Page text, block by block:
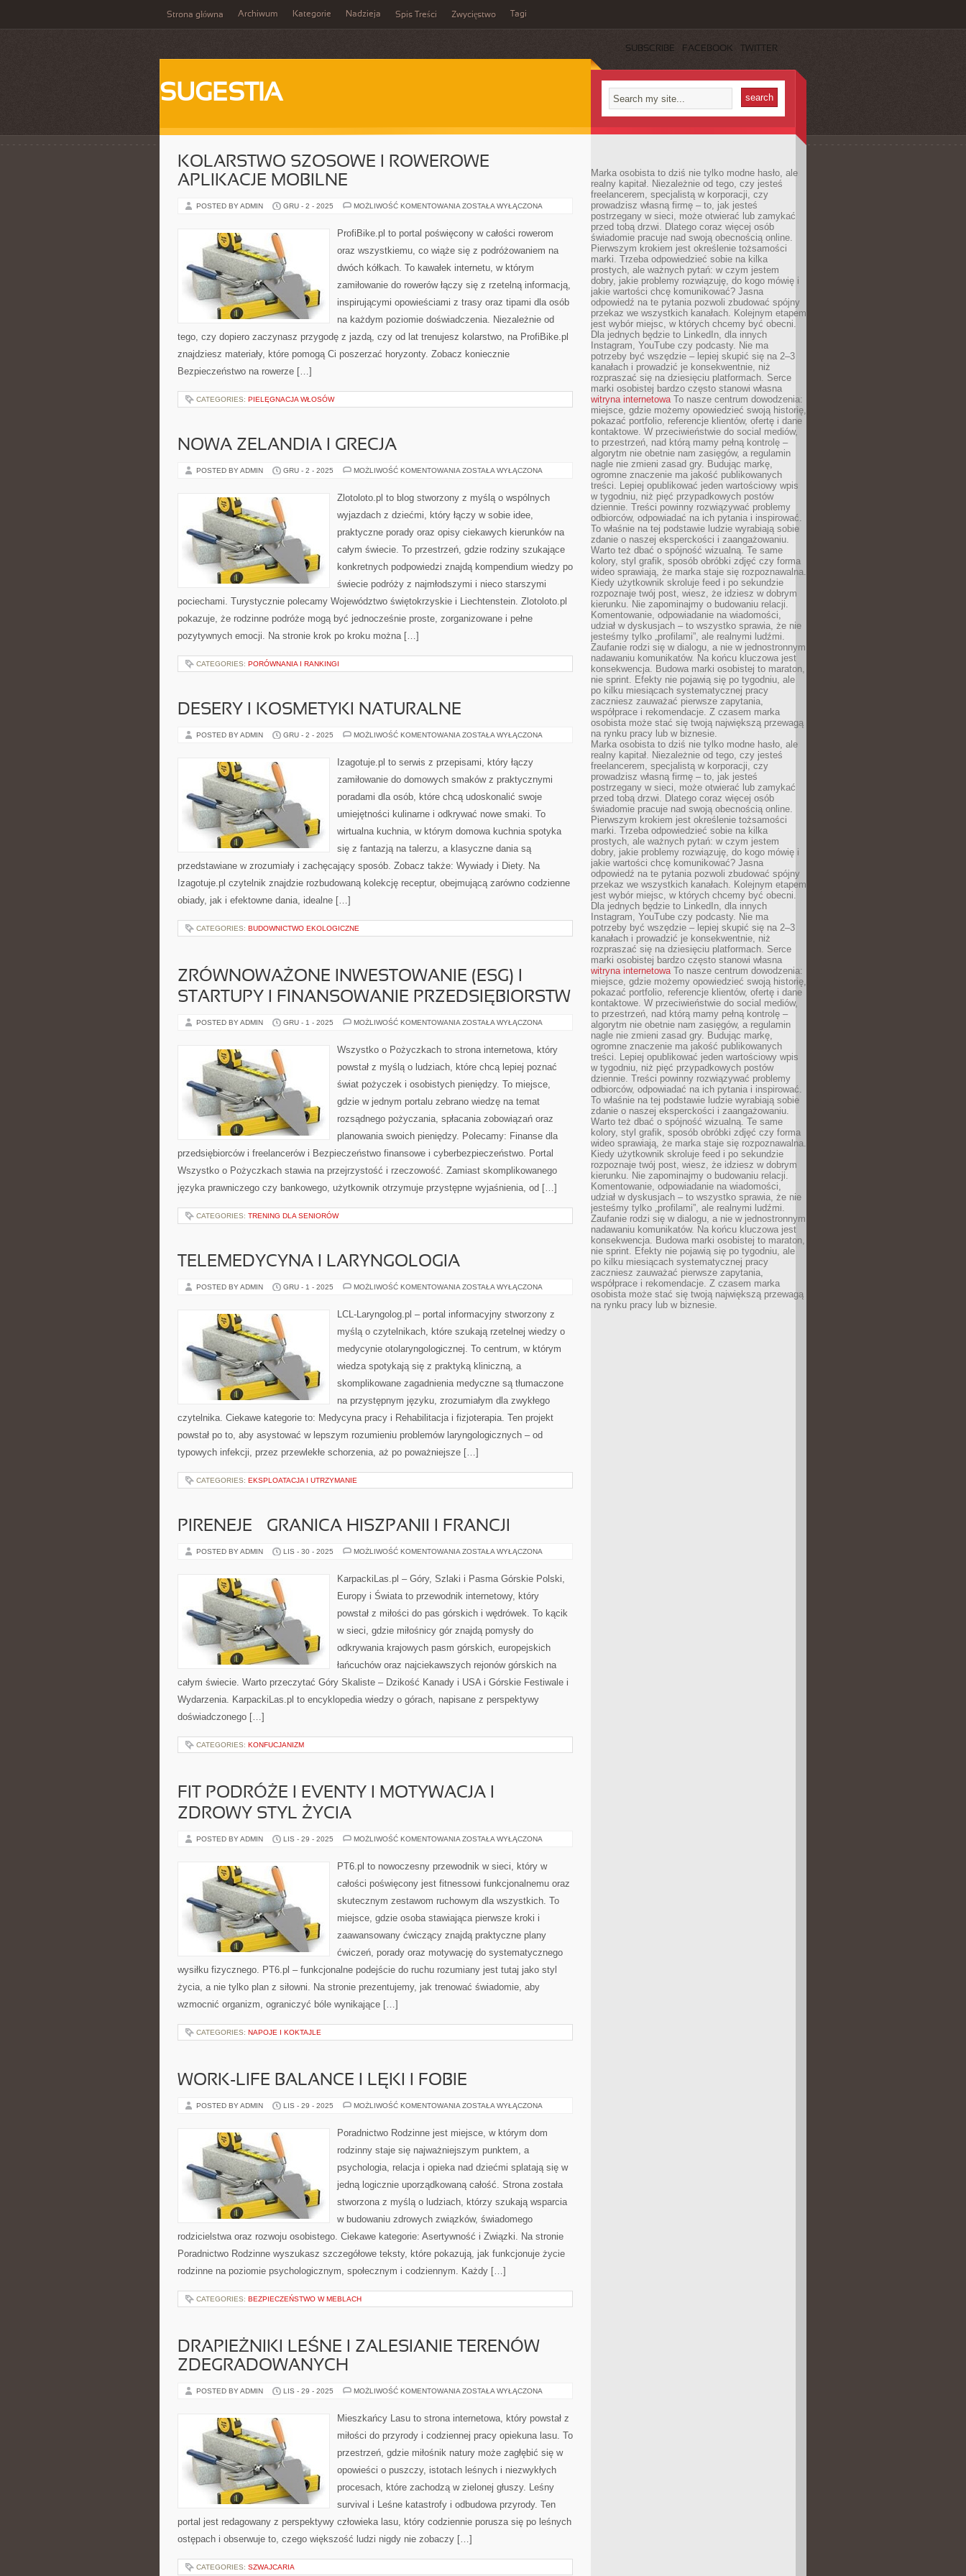
Strona główna Archiwum Kategorie Nadzieja Spis Treści Zwycięstwo Tagi
SUBSCRIBE FACEBOOK TWITTER
SUGESTIA
KOLARSTWO SZOSOWE I ROWEROWE
APLIKACJE MOBILNE
POSTED BY ADMIN GRU - 2 - 2025 MOŻLIWOŚĆ KOMENTOWANIA KOLARSTWO
ROWEROWE
APLIKACJE
ZOSTAŁA WYŁĄCZONA
ProfiBike.pl to portal poświęcony w całości rowerom
oraz wszystkiemu, co wiąże się z podróżowaniem na
dwóch kółkach. To kawałek internetu, w którym
zamiłowanie do rowerów łączy się z rzetelną informacją,
inspirującymi opowieściami z trasy oraz tipami dla osób
na każdym poziomie doświadczenia. Niezależnie od
tego, czy dopiero zaczynasz przygodę z jazdą, czy od lat trenujesz kolarstwo, na ProfiBike.pl
znajdziesz materiały, które pomogą Ci poszerzać horyzonty. Zobacz koniecznie
Bezpieczeństwo na rowerze […]
CATEGORIES: PIELĘGNACJA WŁOSÓW
NOWA ZELANDIA I GRECJA
POSTED BY ADMIN GRU - 2 - 2025 MOŻLIWOŚĆ KOMENTOWANIA NOWA
GRECJA
ZOSTAŁA WYŁĄCZONA
Zlotoloto.pl to blog stworzony z myślą o wspólnych
wyjazdach z dziećmi, który łączy w sobie idee,
praktyczne porady oraz opisy ciekawych kierunków na
całym świecie. To przestrzeń, gdzie rodziny szukające
konkretnych podpowiedzi znajdą kompendium wiedzy po
świecie podróży z najmłodszymi i nieco starszymi
pociechami. Turystycznie polecamy Województwo świętokrzyskie i Liechtenstein. Zlotoloto.pl
pokazuje, że rodzinne podróże mogą być jednocześnie proste, zorganizowane i pełne
pozytywnych emocji. Na stronie krok po kroku można […]
CATEGORIES: PORÓWNANIA I RANKINGI
DESERY I KOSMETYKI NATURALNE
POSTED BY ADMIN GRU - 2 - 2025 MOŻLIWOŚĆ KOMENTOWANIA DESERY
NATURALNE
ZOSTAŁA WYŁĄCZONA
Izagotuje.pl to serwis z przepisami, który łączy
zamiłowanie do domowych smaków z praktycznymi
poradami dla osób, które chcą udoskonalić swoje
umiejętności kulinarne i odkrywać nowe smaki. To
wirtualna kuchnia, w którym domowa kuchnia spotyka
się z fantazją na talerzu, a klasyczne dania są
przedstawiane w zrozumiały i zachęcający sposób. Zobacz także: Wywiady i Diety. Na
Izagotuje.pl czytelnik znajdzie rozbudowaną kolekcję receptur, obejmującą zarówno codzienne
obiady, jak i efektowne dania, idealne […]
CATEGORIES: BUDOWNICTWO EKOLOGICZNE
ZRÓWNOWAŻONE INWESTOWANIE (ESG) I
STARTUPY I FINANSOWANIE PRZEDSIĘBIORSTW
POSTED BY ADMIN GRU - 1 - 2025 MOŻLIWOŚĆ KOMENTOWANIA ZRÓWNOWAŻONE
I
STARTUPY
FINANSOWANIE
ZOSTAŁA WYŁĄCZONA
Wszystko o Pożyczkach to strona internetowa, który
powstał z myślą o ludziach, które chcą lepiej poznać
świat pożyczek i osobistych pieniędzy. To miejsce,
gdzie w jednym portalu zebrano wiedzę na temat
rozsądnego pożyczania, spłacania zobowiązań oraz
planowania swoich pieniędzy. Polecamy: Finanse dla
przedsiębiorców i freelancerów i Bezpieczeństwo finansowe i cyberbezpieczeństwo. Portal
Wszystko o Pożyczkach stawia na przejrzystość i rzeczowość. Zamiast skomplikowanego
języka prawniczego czy bankowego, użytkownik otrzymuje przystępne wyjaśnienia, od […]
CATEGORIES: TRENING DLA SENIORÓW
TELEMEDYCYNA I LARYNGOLOGIA
POSTED BY ADMIN GRU - 1 - 2025 MOŻLIWOŚĆ KOMENTOWANIA TELEMEDYCYNA
ZOSTAŁA WYŁĄCZONA
LCL-Laryngolog.pl – portal informacyjny stworzony z
myślą o czytelnikach, które szukają rzetelnej wiedzy o
medycynie otolaryngologicznej. To centrum, w którym
wiedza spotykają się z praktyką kliniczną, a
skomplikowane zagadnienia medyczne są tłumaczone
na przystępnym języku, zrozumiałym dla zwykłego
czytelnika. Ciekawe kategorie to: Medycyna pracy i Rehabilitacja i fizjoterapia. Ten projekt
powstał po to, aby asystować w lepszym rozumieniu problemów laryngologicznych – od
typowych infekcji, przez przewlekłe schorzenia, aż po poważniejsze […]
CATEGORIES: EKSPLOATACJA I UTRZYMANIE
PIRENEJE – GRANICA HISZPANII I FRANCJI
POSTED BY ADMIN LIS - 30 - 2025 MOŻLIWOŚĆ KOMENTOWANIA PIRENEJE
HISZPANII
ZOSTAŁA WYŁĄCZONA
KarpackiLas.pl – Góry, Szlaki i Pasma Górskie Polski,
Europy i Świata to przewodnik internetowy, który
powstał z miłości do pas górskich i wędrówek. To kącik
w sieci, gdzie miłośnicy gór znajdą pomysły do
odkrywania krajowych pasm górskich, europejskich
łańcuchów oraz najciekawszych rejonów górskich na
całym świecie. Warto przeczytać Góry Skaliste – Dzikość Kanady i USA i Górskie Festiwale i
Wydarzenia. KarpackiLas.pl to encyklopedia wiedzy o górach, napisane z perspektywy
doświadczonego […]
CATEGORIES: KONFUCJANIZM
FIT PODRÓŻE I EVENTY I MOTYWACJA I
ZDROWY STYL ŻYCIA
POSTED BY ADMIN LIS - 29 - 2025 MOŻLIWOŚĆ KOMENTOWANIA FIT
EVENTY
I
I
STYL
ZOSTAŁA WYŁĄCZONA
PT6.pl to nowoczesny przewodnik w sieci, który w
całości poświęcony jest fitnessowi funkcjonalnemu oraz
skutecznym zestawom ruchowym dla wszystkich. To
miejsce, gdzie osoba stawiająca pierwsze kroki i
zaawansowany ćwiczący znajdą praktyczne plany
ćwiczeń, porady oraz motywację do systematycznego
wysiłku fizycznego. PT6.pl – funkcjonalne podejście do ruchu rozumiany jest tutaj jako styl
życia, a nie tylko plan z siłowni. Na stronie prezentujemy, jak trenować świadomie, aby
wzmocnić organizm, ograniczyć bóle wynikające […]
CATEGORIES: NAPOJE I KOKTAJLE
WORK-LIFE BALANCE I LĘKI I FOBIE
POSTED BY ADMIN LIS - 29 - 2025 MOŻLIWOŚĆ KOMENTOWANIA WORK-
LĘKI
FOBIE
ZOSTAŁA WYŁĄCZONA
Poradnictwo Rodzinne jest miejsce, w którym dom
rodzinny staje się najważniejszym punktem, a
psychologia, relacja i opieka nad dziećmi splatają się w
jedną logicznie uporządkowaną całość. Strona została
stworzona z myślą o ludziach, którzy szukają wsparcia
w budowaniu zdrowych związków, świadomego
rodzicielstwa oraz rozwoju osobistego. Ciekawe kategorie: Asertywność i Związki. Na stronie
Poradnictwo Rodzinne wyszukasz szczegółowe teksty, które pokazują, jak funkcjonuje życie
rodzinne na poziomie psychologicznym, społecznym i codziennym. Każdy […]
CATEGORIES: BEZPIECZEŃSTWO W MEBLACH
DRAPIEŻNIKI LEŚNE I ZALESIANIE TERENÓW
ZDEGRADOWANYCH
POSTED BY ADMIN LIS - 29 - 2025 MOŻLIWOŚĆ KOMENTOWANIA DRAPIEŻNIKI
ZALESIANIE
TERENÓW
ZOSTAŁA WYŁĄCZONA
Mieszkańcy Lasu to strona internetowa, który powstał z
miłości do przyrody i codziennej pracy opiekuna lasu. To
przestrzeń, gdzie miłośnik natury może zagłębić się w
opowieści o puszczy, istotach leśnych i niezwykłych
procesach, które zachodzą w zielonej głuszy. Leśny
survival i Leśne katastrofy i odbudowa przyrody. Ten
portal jest redagowany z perspektywy człowieka lasu, który codziennie porusza się po leśnych
ostępach i obserwuje to, czego większość ludzi nigdy nie zobaczy […]
CATEGORIES: SZWAJCARIA
Marka osobista to dziś nie tylko modne hasło, ale
realny kapitał. Niezależnie od tego, czy jesteś
freelancerem, specjalistą w korporacji, czy
prowadzisz własną firmę – to, jak jesteś
postrzegany w sieci, może otwierać lub zamykać
przed tobą drzwi. Dlatego coraz więcej osób
świadomie pracuje nad swoją obecnością online.
Pierwszym krokiem jest określenie tożsamości
marki. Trzeba odpowiedzieć sobie na kilka
prostych, ale ważnych pytań: w czym jestem
dobry, jakie problemy rozwiązuję, do kogo mówię i
jakie wartości chcę komunikować? Jasna
odpowiedź na te pytania pozwoli zbudować spójny
przekaz we wszystkich kanałach. Kolejnym etapem
jest wybór miejsc, w których chcemy być obecni.
Dla jednych będzie to LinkedIn, dla innych
Instagram, YouTube czy podcasty. Nie ma
potrzeby być wszędzie – lepiej skupić się na 2–3
kanałach i prowadzić je konsekwentnie, niż
rozpraszać się na dziesięciu platformach. Serce
marki osobistej bardzo często stanowi własna
witryna internetowaTo nasze centrum dowodzenia:
miejsce, gdzie możemy opowiedzieć swoją historię,
pokazać portfolio, referencje klientów, ofertę i dane
kontaktowe. W przeciwieństwie do social mediów,
to przestrzeń, nad którą mamy pełną kontrolę –
algorytm nie obetnie nam zasięgów, a regulamin
nagle nie zmieni zasad gry. Budując markę,
ogromne znaczenie ma jakość publikowanych
treści. Lepiej opublikować jeden wartościowy wpis
w tygodniu, niż pięć przypadkowych postów
dziennie. Treści powinny rozwiązywać problemy
odbiorców, odpowiadać na ich pytania i inspirować.
To właśnie na tej podstawie ludzie wyrabiają sobie
zdanie o naszej eksperckości i zaangażowaniu.
Warto też dbać o spójność wizualną. Te same
kolory, styl grafik, sposób obróbki zdjęć czy forma
wideo sprawiają, że marka staje się rozpoznawalna.
Kiedy użytkownik skroluje feed i po sekundzie
rozpoznaje twój post, wiesz, że idziesz w dobrym
kierunku. Nie zapominajmy o budowaniu relacji.
Komentowanie, odpowiadanie na wiadomości,
udział w dyskusjach – to wszystko sprawia, że nie
jesteśmy tylko „profilami”, ale realnymi ludźmi.
Zaufanie rodzi się w dialogu, a nie w jednostronnym
nadawaniu komunikatów. Na końcu kluczowa jest
konsekwencja. Budowa marki osobistej to maraton,
nie sprint. Efekty nie pojawią się po tygodniu, ale
po kilku miesiącach systematycznej pracy
zaczniesz zauważać pierwsze zapytania,
współprace i rekomendacje. Z czasem marka
osobista może stać się twoją największą przewagą
na rynku pracy lub w biznesie.
Marka osobista to dziś nie tylko modne hasło, ale
realny kapitał. Niezależnie od tego, czy jesteś
freelancerem, specjalistą w korporacji, czy
prowadzisz własną firmę – to, jak jesteś
postrzegany w sieci, może otwierać lub zamykać
przed tobą drzwi. Dlatego coraz więcej osób
świadomie pracuje nad swoją obecnością online.
Pierwszym krokiem jest określenie tożsamości
marki. Trzeba odpowiedzieć sobie na kilka
prostych, ale ważnych pytań: w czym jestem
dobry, jakie problemy rozwiązuję, do kogo mówię i
jakie wartości chcę komunikować? Jasna
odpowiedź na te pytania pozwoli zbudować spójny
przekaz we wszystkich kanałach. Kolejnym etapem
jest wybór miejsc, w których chcemy być obecni.
Dla jednych będzie to LinkedIn, dla innych
Instagram, YouTube czy podcasty. Nie ma
potrzeby być wszędzie – lepiej skupić się na 2–3
kanałach i prowadzić je konsekwentnie, niż
rozpraszać się na dziesięciu platformach. Serce
marki osobistej bardzo często stanowi własna
witryna internetowaTo nasze centrum dowodzenia:
miejsce, gdzie możemy opowiedzieć swoją historię,
pokazać portfolio, referencje klientów, ofertę i dane
kontaktowe. W przeciwieństwie do social mediów,
to przestrzeń, nad którą mamy pełną kontrolę –
algorytm nie obetnie nam zasięgów, a regulamin
nagle nie zmieni zasad gry. Budując markę,
ogromne znaczenie ma jakość publikowanych
treści. Lepiej opublikować jeden wartościowy wpis
w tygodniu, niż pięć przypadkowych postów
dziennie. Treści powinny rozwiązywać problemy
odbiorców, odpowiadać na ich pytania i inspirować.
To właśnie na tej podstawie ludzie wyrabiają sobie
zdanie o naszej eksperckości i zaangażowaniu.
Warto też dbać o spójność wizualną. Te same
kolory, styl grafik, sposób obróbki zdjęć czy forma
wideo sprawiają, że marka staje się rozpoznawalna.
Kiedy użytkownik skroluje feed i po sekundzie
rozpoznaje twój post, wiesz, że idziesz w dobrym
kierunku. Nie zapominajmy o budowaniu relacji.
Komentowanie, odpowiadanie na wiadomości,
udział w dyskusjach – to wszystko sprawia, że nie
jesteśmy tylko „profilami”, ale realnymi ludźmi.
Zaufanie rodzi się w dialogu, a nie w jednostronnym
nadawaniu komunikatów. Na końcu kluczowa jest
konsekwencja. Budowa marki osobistej to maraton,
nie sprint. Efekty nie pojawią się po tygodniu, ale
po kilku miesiącach systematycznej pracy
zaczniesz zauważać pierwsze zapytania,
współprace i rekomendacje. Z czasem marka
osobista może stać się twoją największą przewagą
na rynku pracy lub w biznesie.